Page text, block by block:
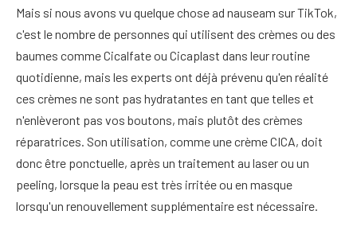
Mais si nous avons vu quelque chose ad nauseam sur TikTok,
c'est le nombre de personnes qui utilisent des crèmes ou des
baumes comme Cicalfate ou Cicaplast dans leur routine
quotidienne, mais les experts ont déjà prévenu qu'en réalité
ces crèmes ne sont pas hydratantes en tant que telles et
n'enlèveront pas vos boutons, mais plutôt des crèmes
réparatrices. Son utilisation, comme une crème CICA, doit
donc être ponctuelle, après un traitement au laser ou un
peeling, lorsque la peau est très irritée ou en masque
lorsqu'un renouvellement supplémentaire est nécessaire.